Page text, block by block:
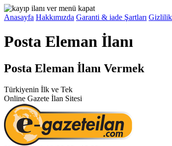
Anasayfa Hakkımızda Garanti & iade Şartları Gizlilik
Posta Eleman İlanı
Posta Eleman İlanı Vermek
Türkiyenin İlk ve Tek
Online Gazete İlan Sitesi